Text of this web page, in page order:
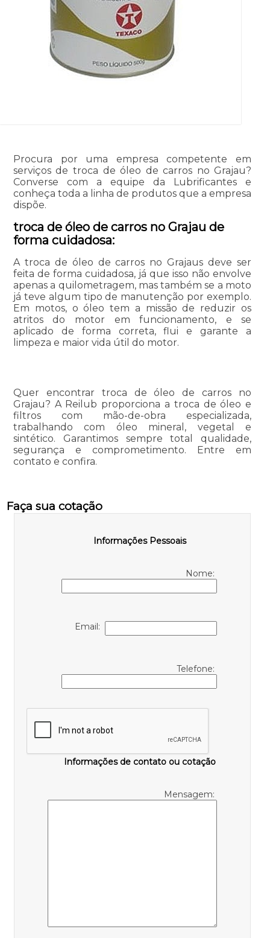
Procura por uma empresa competente em
serviços de troca de óleo de carros no Grajau?
Converse com a equipe da Lubrificantes e
conheça toda a linha de produtos que a empresa
dispõe.
troca de óleo de carros no Grajau de
forma cuidadosa:
A troca de óleo de carros no Grajaus deve ser
feita de forma cuidadosa, já que isso não envolve
apenas a quilometragem, mas também se a moto
já teve algum tipo de manutenção por exemplo.
Em motos, o óleo tem a missão de reduzir os
atritos do motor em funcionamento, e se
aplicado de forma correta, flui e garante a
limpeza e maior vida útil do motor.
Quer encontrar troca de óleo de carros no
Grajau? A Reilub proporciona a troca de óleo e
filtros com mão-de-obra especializada,
trabalhando com óleo mineral, vegetal e
sintético. Garantimos sempre total qualidade,
segurança e comprometimento. Entre em
contato e confira.
Faça sua cotação
Informações Pessoais
Nome:
Email:
Telefone:
Informações de contato ou cotação
Mensagem: